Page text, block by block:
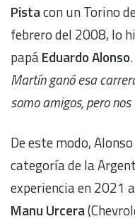
Pistacon un Torino
febrero del 2008, lo
papáEduardo Alonso.
Martín ganó esa
somo amigos, pero
De este modo,
categoría de la
experiencia en 2021
Manu Urcera